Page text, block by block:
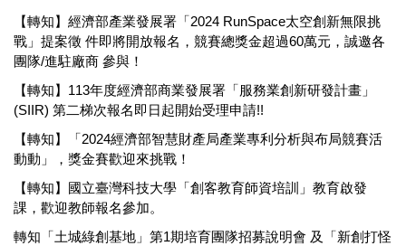
【轉知】經濟部產業發展署「2024 RunSpace太空創新無限挑
戰」提案徵 件即將開放報名，競賽總獎金超過60萬元，誠邀各
團隊/進駐廠商 參與！
【轉知】113年度經濟部商業發展署「服務業創新研發計畫」
(SIIR) 第二梯次報名即日起開始受理申請!!
【轉知】「2024經濟部智慧財產局產業專利分析與布局競賽活
動動」，獎金賽歡迎來挑戰！
【轉知】國立臺灣科技大學「創客教育師資培訓」教育啟發
課，歡迎教師報名參加。
轉知「土城綠創基地」第1期培育團隊招募說明會 及「新創打怪